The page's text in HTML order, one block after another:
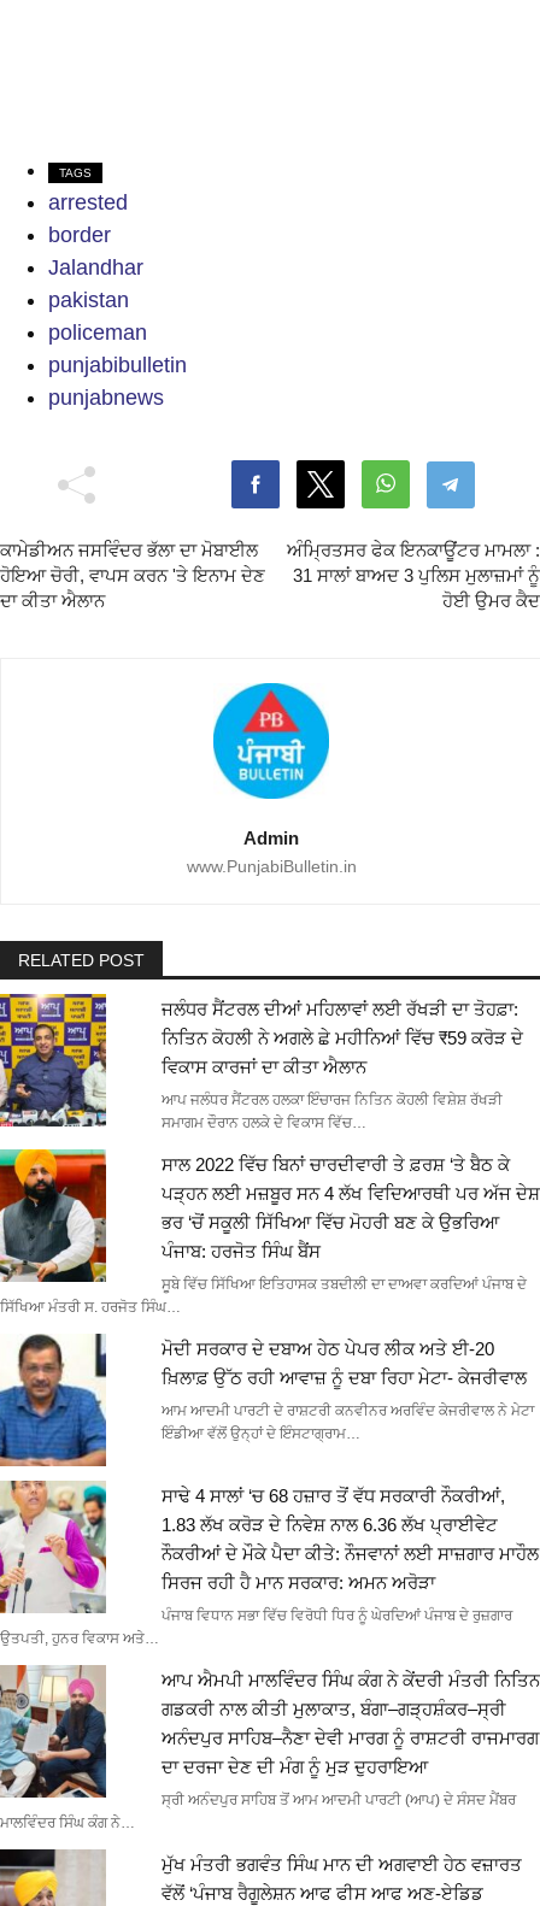
TAGS
arrested
border
Jalandhar
pakistan
policeman
punjabibulletin
punjabnews
ਕਾਮੇਡੀਅਨ ਜਸਵਿੰਦਰ ਭੱਲਾ ਦਾ ਮੋਬਾਈਲ
ਹੋਇਆ ਚੋਰੀ, ਵਾਪਸ ਕਰਨ 'ਤੇ ਇਨਾਮ ਦੇਣ
ਦਾ ਕੀਤਾ ਐਲਾਨ
ਅੰਮ੍ਰਿਤਸਰ ਫੇਕ ਇਨਕਾਊਂਟਰ ਮਾਮਲਾ :
31 ਸਾਲਾਂ ਬਾਅਦ 3 ਪੁਲਿਸ ਮੁਲਾਜ਼ਮਾਂ ਨੂੰ
ਹੋਈ ਉਮਰ ਕੈਦ
Admin
www.PunjabiBulletin.in
RELATED POST
ਜਲੰਧਰ ਸੈਂਟਰਲ ਦੀਆਂ ਮਹਿਲਾਵਾਂ ਲਈ ਰੱਖੜੀ ਦਾ ਤੋਹਫ਼ਾ:
ਨਿਤਿਨ ਕੋਹਲੀ ਨੇ ਅਗਲੇ ਛੇ ਮਹੀਨਿਆਂ ਵਿੱਚ ₹59 ਕਰੋੜ ਦੇ
ਵਿਕਾਸ ਕਾਰਜਾਂ ਦਾ ਕੀਤਾ ਐਲਾਨ
ਆਪ ਜਲੰਧਰ ਸੈਂਟਰਲ ਹਲਕਾ ਇੰਚਾਰਜ ਨਿਤਿਨ ਕੋਹਲੀ ਵਿਸ਼ੇਸ਼ ਰੱਖੜੀ
ਸਮਾਗਮ ਦੌਰਾਨ ਹਲਕੇ ਦੇ ਵਿਕਾਸ ਵਿੱਚ…
ਸਾਲ 2022 ਵਿੱਚ ਬਿਨਾਂ ਚਾਰਦੀਵਾਰੀ ਤੇ ਫ਼ਰਸ਼ ‘ਤੇ ਬੈਠ ਕੇ
ਪੜ੍ਹਨ ਲਈ ਮਜ਼ਬੂਰ ਸਨ 4 ਲੱਖ ਵਿਦਿਆਰਥੀ ਪਰ ਅੱਜ ਦੇਸ਼
ਭਰ ‘ਚੋਂ ਸਕੂਲੀ ਸਿੱਖਿਆ ਵਿੱਚ ਮੋਹਰੀ ਬਣ ਕੇ ਉਭਰਿਆ
ਪੰਜਾਬ: ਹਰਜੋਤ ਸਿੰਘ ਬੈਂਸ
ਸੂਬੇ ਵਿੱਚ ਸਿੱਖਿਆ ਇਤਿਹਾਸਕ ਤਬਦੀਲੀ ਦਾ ਦਾਅਵਾ ਕਰਦਿਆਂ ਪੰਜਾਬ ਦੇ
ਸਿੱਖਿਆ ਮੰਤਰੀ ਸ. ਹਰਜੋਤ ਸਿੰਘ…
ਮੋਦੀ ਸਰਕਾਰ ਦੇ ਦਬਾਅ ਹੇਠ ਪੇਪਰ ਲੀਕ ਅਤੇ ਈ-20
ਖ਼ਿਲਾਫ਼ ਉੱਠ ਰਹੀ ਆਵਾਜ਼ ਨੂੰ ਦਬਾ ਰਿਹਾ ਮੇਟਾ- ਕੇਜਰੀਵਾਲ
ਆਮ ਆਦਮੀ ਪਾਰਟੀ ਦੇ ਰਾਸ਼ਟਰੀ ਕਨਵੀਨਰ ਅਰਵਿੰਦ ਕੇਜਰੀਵਾਲ ਨੇ ਮੇਟਾ
ਇੰਡੀਆ ਵੱਲੋਂ ਉਨ੍ਹਾਂ ਦੇ ਇੰਸਟਾਗ੍ਰਾਮ…
ਸਾਢੇ 4 ਸਾਲਾਂ ‘ਚ 68 ਹਜ਼ਾਰ ਤੋਂ ਵੱਧ ਸਰਕਾਰੀ ਨੌਕਰੀਆਂ,
1.83 ਲੱਖ ਕਰੋੜ ਦੇ ਨਿਵੇਸ਼ ਨਾਲ 6.36 ਲੱਖ ਪ੍ਰਾਈਵੇਟ
ਨੌਕਰੀਆਂ ਦੇ ਮੌਕੇ ਪੈਦਾ ਕੀਤੇ: ਨੌਜਵਾਨਾਂ ਲਈ ਸਾਜ਼ਗਾਰ ਮਾਹੌਲ
ਸਿਰਜ ਰਹੀ ਹੈ ਮਾਨ ਸਰਕਾਰ: ਅਮਨ ਅਰੋੜਾ
ਪੰਜਾਬ ਵਿਧਾਨ ਸਭਾ ਵਿੱਚ ਵਿਰੋਧੀ ਧਿਰ ਨੂੰ ਘੇਰਦਿਆਂ ਪੰਜਾਬ ਦੇ ਰੁਜ਼ਗਾਰ
ਉਤਪਤੀ, ਹੁਨਰ ਵਿਕਾਸ ਅਤੇ…
ਆਪ ਐਮਪੀ ਮਾਲਵਿੰਦਰ ਸਿੰਘ ਕੰਗ ਨੇ ਕੇਂਦਰੀ ਮੰਤਰੀ ਨਿਤਿਨ
ਗਡਕਰੀ ਨਾਲ ਕੀਤੀ ਮੁਲਾਕਾਤ, ਬੰਗਾ–ਗੜ੍ਹਸ਼ੰਕਰ–ਸ੍ਰੀ
ਅਨੰਦਪੁਰ ਸਾਹਿਬ–ਨੈਣਾ ਦੇਵੀ ਮਾਰਗ ਨੂੰ ਰਾਸ਼ਟਰੀ ਰਾਜਮਾਰਗ
ਦਾ ਦਰਜਾ ਦੇਣ ਦੀ ਮੰਗ ਨੂੰ ਮੁੜ ਦੁਹਰਾਇਆ
ਸ੍ਰੀ ਅਨੰਦਪੁਰ ਸਾਹਿਬ ਤੋਂ ਆਮ ਆਦਮੀ ਪਾਰਟੀ (ਆਪ) ਦੇ ਸੰਸਦ ਮੈਂਬਰ
ਮਾਲਵਿੰਦਰ ਸਿੰਘ ਕੰਗ ਨੇ…
ਮੁੱਖ ਮੰਤਰੀ ਭਗਵੰਤ ਸਿੰਘ ਮਾਨ ਦੀ ਅਗਵਾਈ ਹੇਠ ਵਜ਼ਾਰਤ
ਵੱਲੋਂ ‘ਪੰਜਾਬ ਰੈਗੂਲੇਸ਼ਨ ਆਫ ਫੀਸ ਆਫ ਅਣ-ਏਡਿਡ